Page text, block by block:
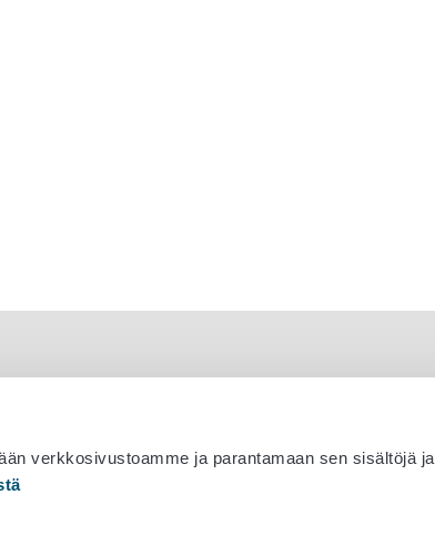
verkkosivustoamme ja parantamaan sen sisältöjä ja